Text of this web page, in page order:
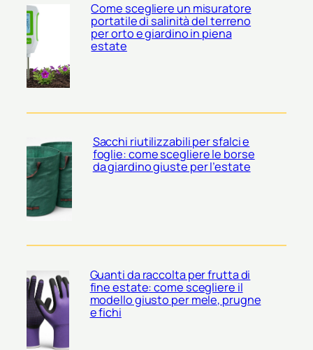
Come scegliere un misuratore
portatile di salinità del terreno
per orto e giardino in piena
estate
Sacchi riutilizzabili per sfalci e
foglie: come scegliere le borse
da giardino giuste per l’estate
Guanti da raccolta per frutta di
fine estate: come scegliere il
modello giusto per mele, prugne
e fichi